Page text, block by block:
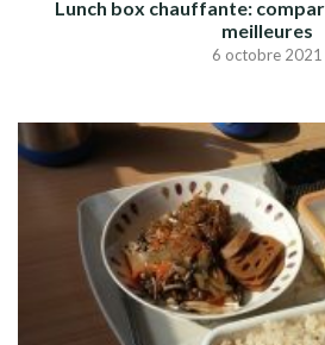
Lunch box chauffante:
meilleures
6 octobre 2021